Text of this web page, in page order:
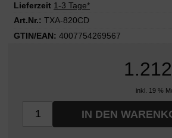
Lieferzeit 1-3 Tage*
Art.Nr.: TXA-820CD
GTIN/EAN: 4007754269567
inkl. 19 %
IN DEN